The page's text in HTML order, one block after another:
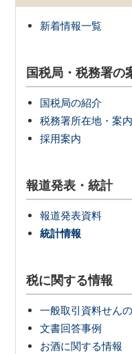
新着情報一覧
国税局・税務署の
国税局の紹介
税務署所在地・案内
採用案内
報道発表・統計
報道発表資料
統計情報
税に関する情報
一般取引資料せん
文書回答事例
お酒に関する情報